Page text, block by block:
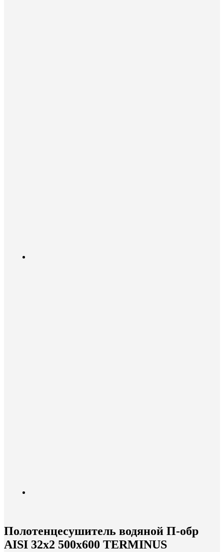
Полотенцесушитель водяной П-обр
AISI 32х2 500х600 TERMINUS